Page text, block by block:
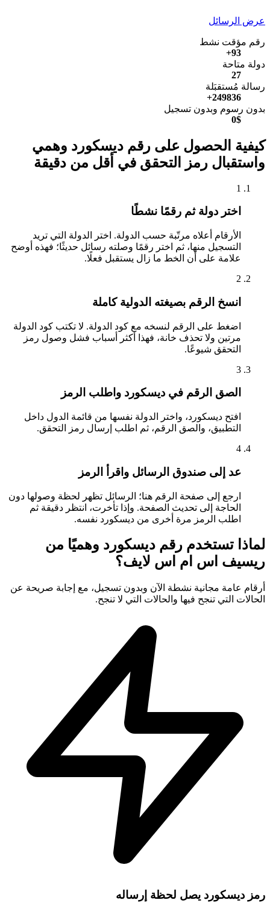
عرض الرسائل
رقم مؤقت نشط
93+
دولة متاحة
27
رسالة مُستقبَلة
249836+
بدون رسوم وبدون تسجيل
0$
كيفية الحصول على رقم ديسكورد وهمي
واستقبال رمز التحقق في أقل من دقيقة
1
اختر دولة ثم رقمًا نشطًا
الأرقام أعلاه مرتّبة حسب الدولة. اختر الدولة التي تريد
التسجيل منها، ثم اختر رقمًا وصلته رسائل حديثًا؛ فهذه أوضح
علامة على أن الخط ما زال يستقبل فعلًا.
2
انسخ الرقم بصيغته الدولية كاملة
اضغط على الرقم لنسخه مع كود الدولة. لا تكتب كود الدولة
مرتين ولا تحذف خانة، فهذا أكثر أسباب فشل وصول رمز
التحقق شيوعًا.
3
الصق الرقم في ديسكورد واطلب الرمز
افتح ديسكورد، واختر الدولة نفسها من قائمة الدول داخل
التطبيق، والصق الرقم، ثم اطلب إرسال رمز التحقق.
4
عد إلى صندوق الرسائل واقرأ الرمز
ارجع إلى صفحة الرقم هنا؛ الرسائل تظهر لحظة وصولها دون
الحاجة إلى تحديث الصفحة. وإذا تأخرت، انتظر دقيقة ثم
اطلب الرمز مرة أخرى من ديسكورد نفسه.
لماذا تستخدم رقم ديسكورد وهميًا من
ريسيف اس ام اس لايف؟
أرقام عامة مجانية نشطة الآن وبدون تسجيل، مع إجابة صريحة عن
الحالات التي تنجح فيها والحالات التي لا تنجح.
رمز ديسكورد يصل لحظة إرساله